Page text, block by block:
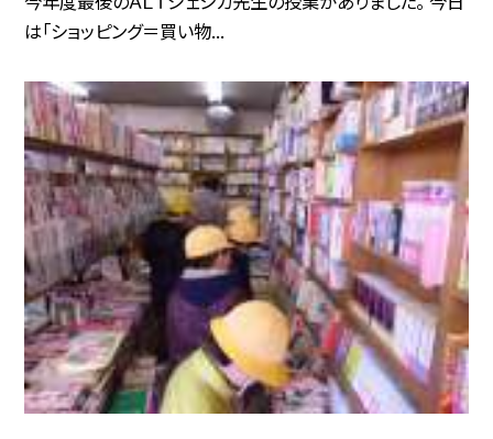
は「ショッピング＝買い物...